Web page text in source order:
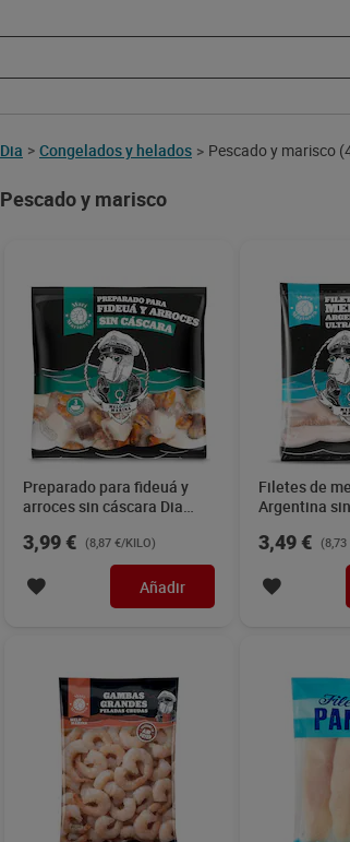
Dia > Congelados y helados > Pescado y marisco
Pescado y marisco
Preparado para fideuá y
arroces sin cáscara Dia
3,99 € (8,87 €/KILO)
Añadir
Filetes de
Argentina
3,49 €